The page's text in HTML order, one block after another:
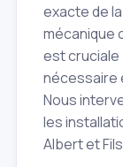
exacte de
mécanique
est cruciale
nécessaire
Nous
les
Albert et